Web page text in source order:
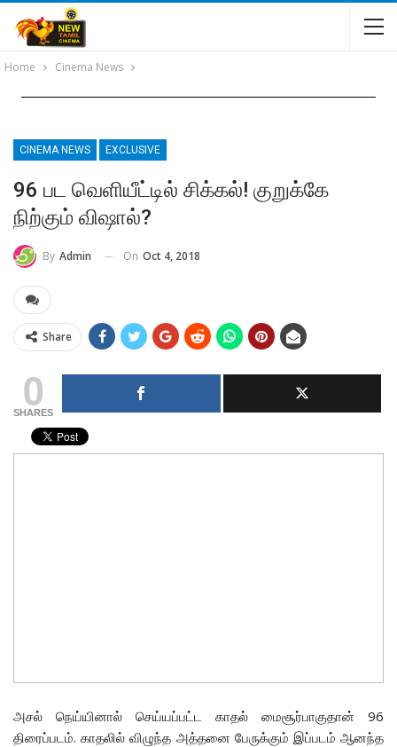
Home Cinema News
CINEMA NEWS EXCLUSIVE
96 பட வெளியீட்டில் சிக்கல்! குறுக்கே
நிற்கும் விஷால்?
By Admin On Oct 4, 2018
Share
0
SHARES
அசல் நெய்யினால் செய்யப்பட்ட காதல் மைசூர்பாகுதான் 96
திரைப்படம். காதலில் விழுந்த அத்தனை பேருக்கும் இப்படம் ஆனந்த